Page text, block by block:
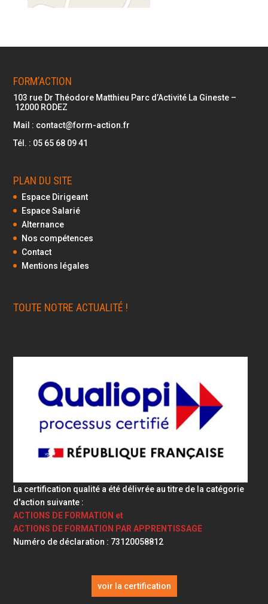
FORM’ACTION
103 rue Dr Théodore Matthieu Parc d’Activité La Gineste –
12000 RODEZ
Mail : contact@form-action.fr
Tél. : 05 65 68 09 41
PLAN DU SITE
Espace Dirigeant
Espace Salarié
Alternance
Nos compétences
Contact
Mentions légales
TOUTE NOTRE ACTUALITÉ !
La certification qualité a été délivrée au titre de la catégorie
d'action suivante :
ACTIONS DE FORMATION et
ACTIONS DE FORMATION PAR APPRENTISSAGE
Numéro de déclaration : 73120058812
voir la certification